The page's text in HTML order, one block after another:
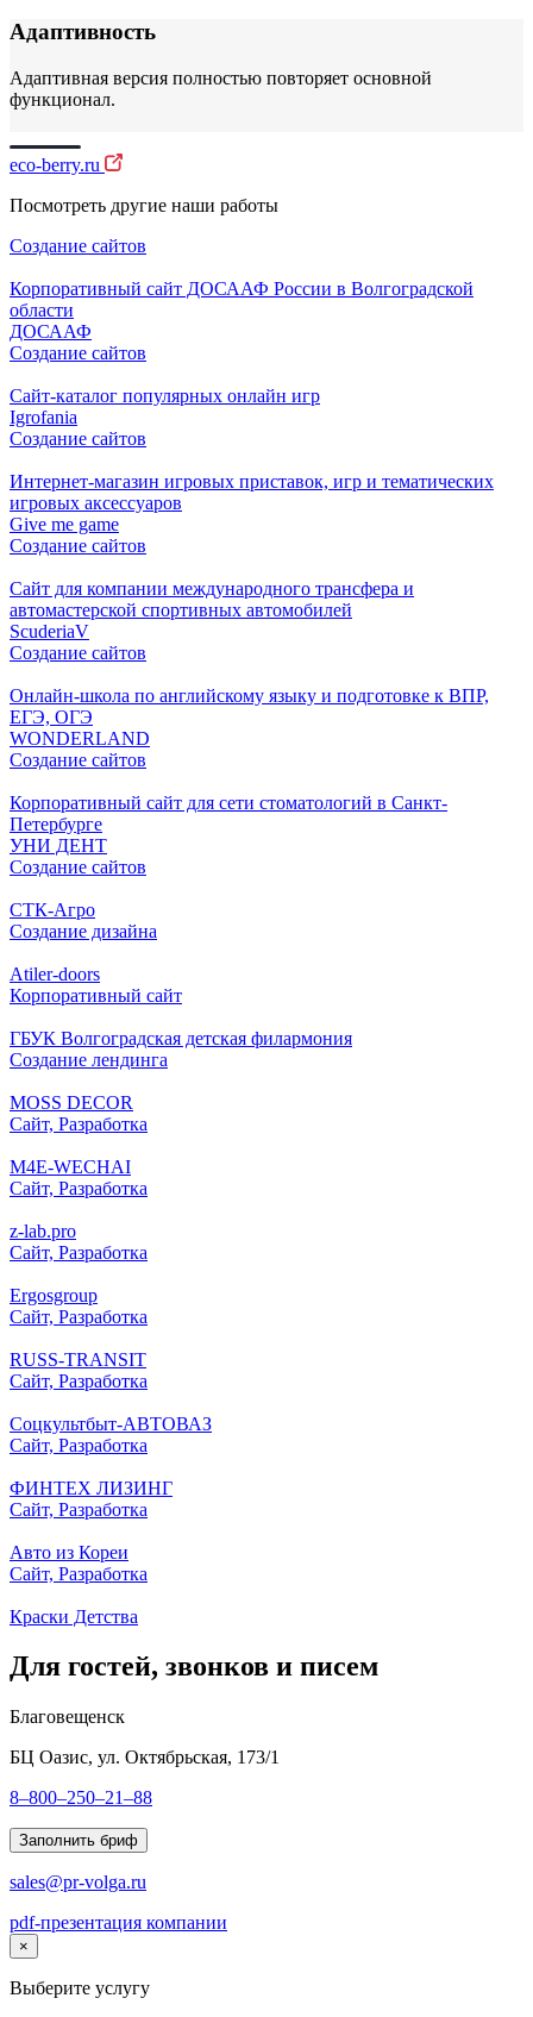
Адаптивность
Адаптивная версия полностью повторяет основной
функционал.
eco-berry.ru
Посмотреть другие наши работы
Создание сайтов
Корпоративный сайт ДОСААФ России в Волгоградской
области
ДОСААФ
Создание сайтов
Cайт-каталог популярных онлайн игр
Igrofania
Создание сайтов
Интернет-магазин игровых приставок, игр и тематических
игровых аксессуаров
Give me game
Создание сайтов
Сайт для компании международного трансфера и
автомастерской спортивных автомобилей
ScuderiaV
Создание сайтов
Онлайн-школа по английскому языку и подготовке к ВПР,
ЕГЭ, ОГЭ
WONDERLAND
Создание сайтов
Корпоративный сайт для сети стоматологий в Санкт-
Петербурге
УНИ ДЕНТ
Создание сайтов
СТК-Агро
Создание дизайна
Atiler-doors
Корпоративный сайт
ГБУК Волгоградская детская филармония
Создание лендинга
MOSS DECOR
Сайт, Разработка
M4E-WECHAI
Сайт, Разработка
z-lab.pro
Сайт, Разработка
Ergosgroup
Сайт, Разработка
RUSS-TRANSIT
Сайт, Разработка
Соцкультбыт-АВТОВАЗ
Сайт, Разработка
ФИНТЕХ ЛИЗИНГ
Сайт, Разработка
Авто из Кореи
Сайт, Разработка
Краски Детства
Для гостей, звонков и писем
Благовещенск
БЦ Оазис, ул. Октябрьская, 173/1
8–800–250–21–88
Заполнить бриф
sales@pr-volga.ru
pdf-презентация компании
×
Выберите услугу